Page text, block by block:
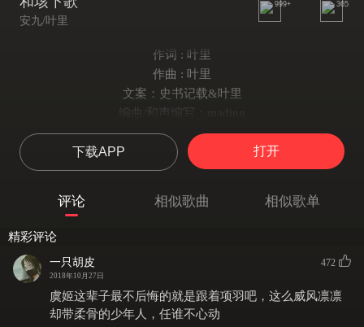
安九/叶里
999+ 365
作词 : 叶里
作曲 : 叶里
文案：史书记载&叶里
编曲/和声编写：mading
演唱/和声：安九、叶里
琵琶：林梦Melon【大司乐坊】
混音/母带：mading
四面楚歌，呼声四起。
项羽：“力拔山兮气盖世，时不利兮骓不逝。骓不逝兮可奈何，虞兮
虞姬：“汉兵已略地，四方楚歌声。大王意气尽，贱妾何聊生！”
天边翠，倦鸟回
青草落霞墙头偎（安）
下载APP 打开
评论 相似歌曲 相似歌单
精彩评论
一只胡皮
2018年10月27日
472
虞姬这辈子最不后悔的就是跟着项羽吧，这么威风凛凛
却带柔骨的少年人，任谁不心动